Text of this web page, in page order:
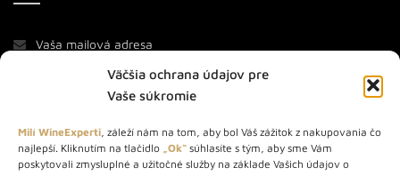
Väčšia ochrana údajov pre
Vaše súkromie
Milí WineExperti, záleží nám na tom, aby bol Váš zážitok z nakupovania čo
najlepší. Kliknutím na tlačidlo „Ok“ súhlasíte s tým, aby sme Vám
poskytovali zmysluplné a užitočné služby na základe Vašich údajov o
O NÁS